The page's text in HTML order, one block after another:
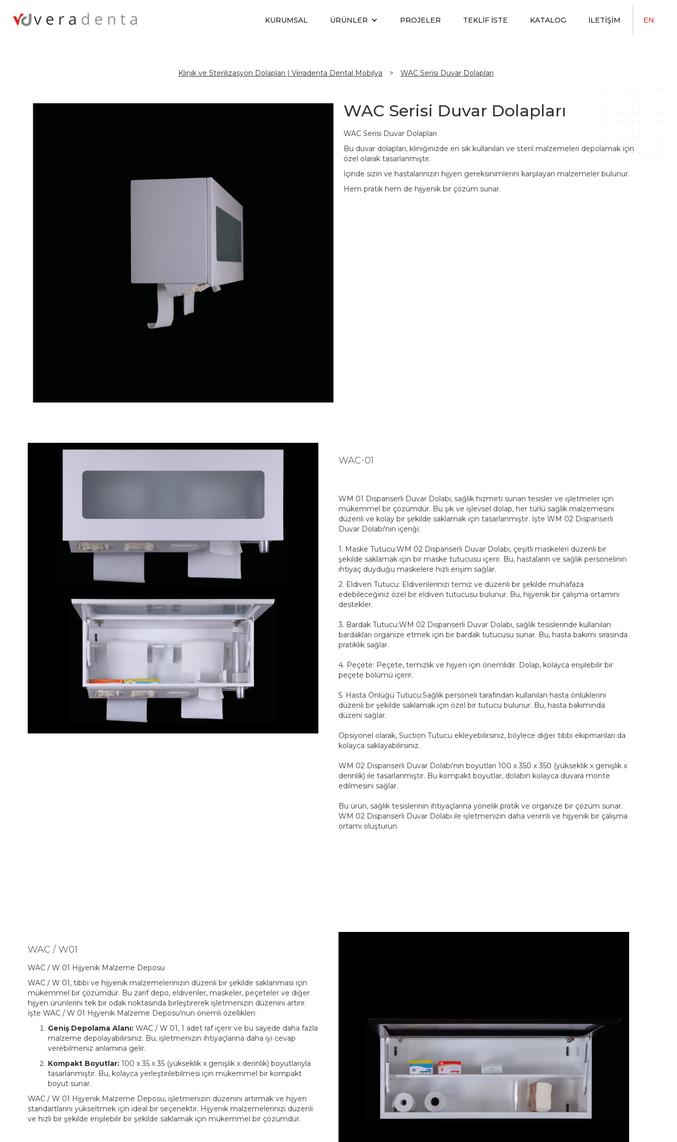
KURUMSAL ÜRÜNLER PROJELER TEKLIF İSTE KATALOG İLETIŞIM EN
Klinik ve Sterilizasyon Dolapları | Veradenta Dental Mobilya > WAC Serisi Duvar Dolapları
WAC Serisi Duvar Dolapları
WAC Serisi Duvar Dolapları
Bu duvar dolapları, kliniğinizde en sık kullanılan ve steril malzemeleri depolamak için
özel olarak tasarlanmıştır.
İçinde sizin ve hastalarınızın hijyen gereksinimlerini karşılayan malzemeler bulunur.
Hem pratik hem de hijyenik bir çözüm sunar.
WAC-01
WM 01 Dispanserli Duvar Dolabı, sağlık hizmeti sunan tesisler ve işletmeler için
mükemmel bir çözümdür. Bu şık ve işlevsel dolap, her türlü sağlık malzemesini
düzenli ve kolay bir şekilde saklamak için tasarlanmıştır. İşte WM 02 Dispanserli
Duvar Dolabı'nın içeriği:
1. Maske Tutucu:WM 02 Dispanserli Duvar Dolabı, çeşitli maskeleri düzenli bir
şekilde saklamak için bir maske tutucusu içerir. Bu, hastaların ve sağlık personelinin
ihtiyaç duyduğu maskelere hızlı erişim sağlar.
2. Eldiven Tutucu: Eldivenlerinizi temiz ve düzenli bir şekilde muhafaza
edebileceğiniz özel bir eldiven tutucusu bulunur. Bu, hijyenik bir çalışma ortamını
destekler.
3. Bardak Tutucu:WM 02 Dispanserli Duvar Dolabı, sağlık tesislerinde kullanılan
bardakları organize etmek için bir bardak tutucusu sunar. Bu, hasta bakımı sırasında
pratiklik sağlar.
4. Peçete: Peçete, temizlik ve hijyen için önemlidir. Dolap, kolayca erişilebilir bir
peçete bölümü içerir.
5. Hasta Önlüğü Tutucu:Sağlık personeli tarafından kullanılan hasta önlüklerini
düzenli bir şekilde saklamak için özel bir tutucu bulunur. Bu, hasta bakımında
düzeni sağlar.
Opsiyonel olarak, Suction Tutucu ekleyebilirsiniz, böylece diğer tıbbi ekipmanları da
kolayca saklayabilirsiniz.
WM 02 Dispanserli Duvar Dolabı'nın boyutları 100 x 350 x 350 (yükseklik x genişlik x
derinlik) ile tasarlanmıştır. Bu kompakt boyutlar, dolabın kolayca duvara monte
edilmesini sağlar.
Bu ürün, sağlık tesislerinin ihtiyaçlarına yönelik pratik ve organize bir çözüm sunar.
WM 02 Dispanserli Duvar Dolabı ile işletmenizin daha verimli ve hijyenik bir çalışma
ortamı oluşturun.
WAC / W01
WAC / W 01 Hijyenik Malzeme Deposu
WAC / W 01, tıbbi ve hijyenik malzemelerinizin düzenli bir şekilde saklanması için
mükemmel bir çözümdür. Bu zarif depo, eldivenler, maskeler, peçeteler ve diğer
hijyen ürünlerini tek bir odak noktasında birleştirerek işletmenizin düzenini artırır.
İşte WAC / W 01 Hijyenik Malzeme Deposu'nun önemli özellikleri:
Geniş Depolama Alanı: WAC / W 01, 1 adet raf içerir ve bu sayede daha fazla
malzeme depolayabilirsiniz. Bu, işletmenizin ihtiyaçlarına daha iyi cevap
verebilmeniz anlamına gelir.
Kompakt Boyutlar: 100 x 35 x 35 (yükseklik x genişlik x derinlik) boyutlarıyla
tasarlanmıştır. Bu, kolayca yerleştirilebilmesi için mükemmel bir kompakt
boyut sunar.
WAC / W 01 Hijyenik Malzeme Deposu, işletmenizin düzenini artırmak ve hijyen
standartlarını yükseltmek için ideal bir seçenektir. Hijyenik malzemelerinizi düzenli
ve hızlı bir şekilde erişilebilir bir şekilde saklamak için mükemmel bir çözümdür.